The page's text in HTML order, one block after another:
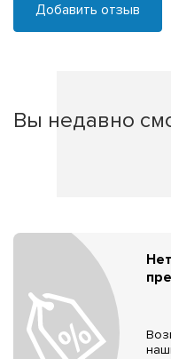
Добавить отзыв
Вы недавно